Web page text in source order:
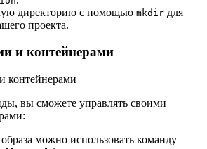
директорию с помощью mkdir для
проекта.
и контейнерами
вы сможете управлять своими
можно использовать команду